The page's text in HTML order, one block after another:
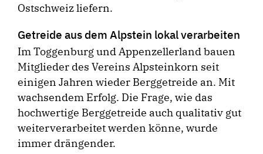
Ostschweiz liefern.
Getreide aus dem Alpstein lokal verarbeiten
Im Toggenburg und Appenzellerland bauen
Mitglieder des Vereins Alpsteinkorn seit
einigen Jahren wieder Berggetreide an. Mit
wachsendem Erfolg. Die Frage, wie das
hochwertige Berggetreide auch qualitativ gut
weiterverarbeitet werden könne, wurde
immer drängender.